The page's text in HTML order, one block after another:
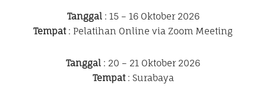
Tanggal: 15 – 16 Oktober 2026
Tempat: Pelatihan Online via Zoom Meeting
Tanggal : 20 – 21 Oktober 2026
Tempat: Surabaya